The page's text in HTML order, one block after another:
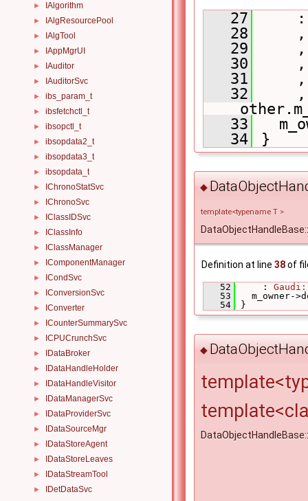
► IAlgorithm
► IAlgResourcePool
► IAlgTool
► IAppMgrUI
► IAuditor
► IAuditorSvc
► ibs_param_t
► ibsfetchctl_t
► ibsopctl_t
► ibsopdata2_t
► ibsopdata3_t
► ibsopdata_t
► IChronoStatSvc
► IChronoSvc
► IClassIDSvc
► IClassInfo
► IClassManager
► IComponentManager
► ICondSvc
► IConversionSvc
► IConverter
► ICounterSummarySvc
► ICPUCrunchSvc
► IDataBroker
► IDataHandleHolder
► IDataHandleVisitor
► IDataManagerSvc
► IDataProviderSvc
► IDataSourceMgr
► IDataStoreAgent
► IDataStoreLeaves
► IDataStreamTool
► IDetDataSvc
   27
   28
,
   29
,
   30
,
   31
,
   32
,
   33
   34
}
◆
template<typename T >
Definition at line 38of
   52
:
   53
m_owner-
   54
}
◆